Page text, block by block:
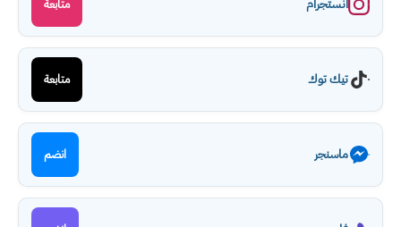
انستجرام متابعة
تيك توك متابعة
ماسنجر انضم